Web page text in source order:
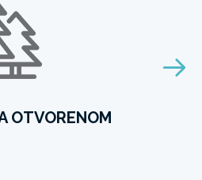
OTVORENOM